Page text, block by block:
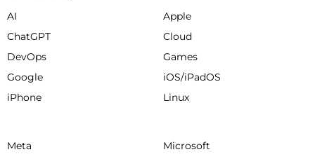
AI
Apple
ChatGPT
Cloud
DevOps
Games
Google
iOS/iPadOS
iPhone
Linux
Meta
Microsoft